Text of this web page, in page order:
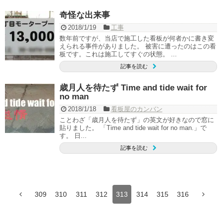
奇怪な出来事
2018/1/19
工事
数年前ですが、当店で施工した看板が何者かに書き変
えられる事件がありました。 被害に遭ったのはこの看
板です。これは施工してすぐの状態。 ...
記事を読む
歳月人を待たず Time and tide wait for
no man
2018/1/18
看板屋のカンバン
ことわざ「歳月人を待たず」の英文が好きなので窓に
貼りました。 「Time and tide wait for no man.」で
す。 日...
記事を読む
309 310 311 312 313 314 315 316